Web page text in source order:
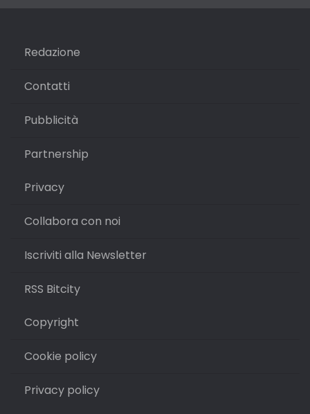
Redazione
Contatti
Pubblicità
Partnership
Privacy
Collabora con noi
Iscriviti alla Newsletter
RSS Bitcity
Copyright
Cookie policy
Privacy policy